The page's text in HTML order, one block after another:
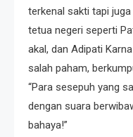
terkenal sakti tapi
tetua negeri seperti
akal, dan Adipati
salah paham,
“Para sesepuh yang
dengan suara
bahaya!”